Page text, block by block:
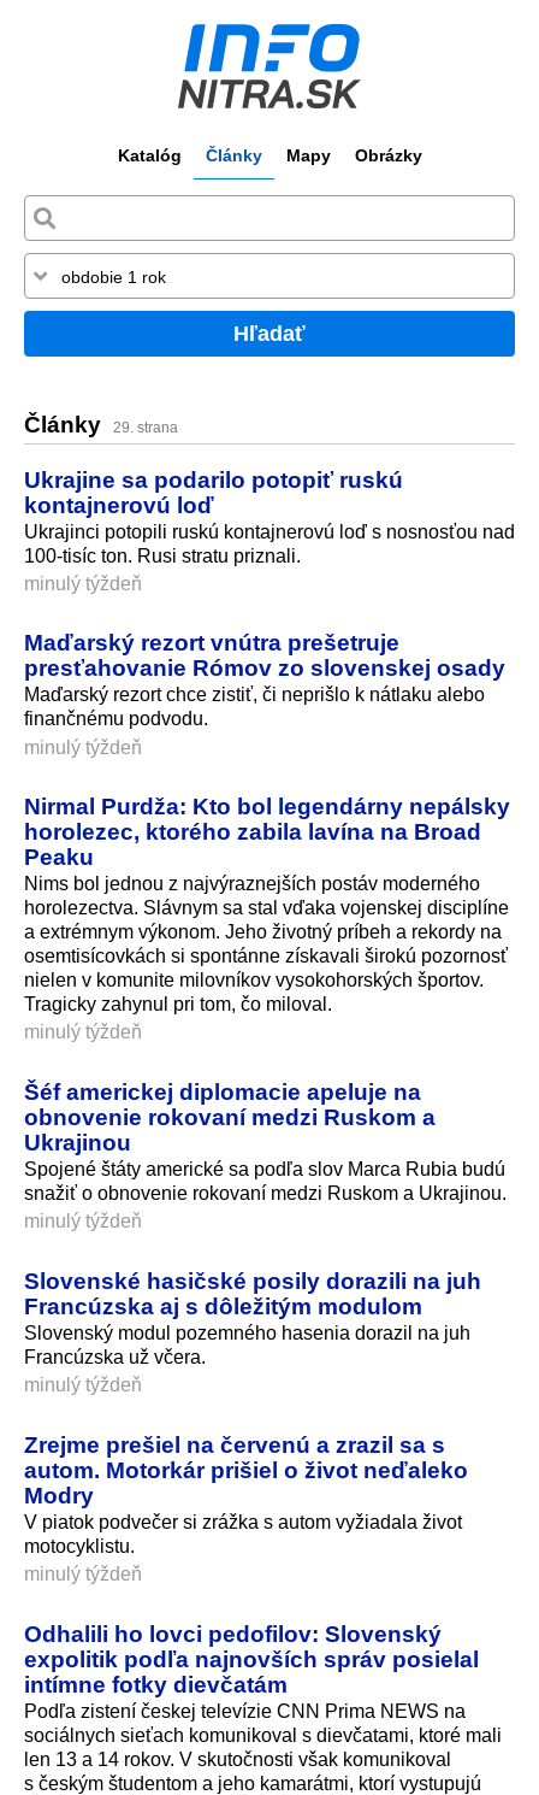
Katalóg Články Mapy Obrázky
Hľadať
Články 29. strana
Ukrajine sa podarilo potopiť ruskú
kontajnerovú loď
Ukrajinci potopili ruskú kontajnerovú loď s nosnosťou nad
100-tisíc ton. Rusi stratu priznali.
minulý týždeň
Maďarský rezort vnútra prešetruje
presťahovanie Rómov zo slovenskej osady
Maďarský rezort chce zistiť, či neprišlo k nátlaku alebo
finančnému podvodu.
minulý týždeň
Nirmal Purdža: Kto bol legendárny nepálsky
horolezec, ktorého zabila lavína na Broad
Peaku
Nims bol jednou z najvýraznejších postáv moderného
horolezectva. Slávnym sa stal vďaka vojenskej disciplíne
a extrémnym výkonom. Jeho životný príbeh a rekordy na
osemtisícovkách si spontánne získavali širokú pozornosť
nielen v komunite milovníkov vysokohorských športov.
Tragicky zahynul pri tom, čo miloval.
minulý týždeň
Šéf americkej diplomacie apeluje na
obnovenie rokovaní medzi Ruskom a
Ukrajinou
Spojené štáty americké sa podľa slov Marca Rubia budú
snažiť o obnovenie rokovaní medzi Ruskom a Ukrajinou.
minulý týždeň
Slovenské hasičské posily dorazili na juh
Francúzska aj s dôležitým modulom
Slovenský modul pozemného hasenia dorazil na juh
Francúzska už včera.
minulý týždeň
Zrejme prešiel na červenú a zrazil sa s
autom. Motorkár prišiel o život neďaleko
Modry
V piatok podvečer si zrážka s autom vyžiadala život
motocyklistu.
minulý týždeň
Odhalili ho lovci pedofilov: Slovenský
expolitik podľa najnovších správ posielal
intímne fotky dievčatám
Podľa zistení českej televízie CNN Prima NEWS na
sociálnych sieťach komunikoval s dievčatami, ktoré mali
len 13 a 14 rokov. V skutočnosti však komunikoval
s českým študentom a jeho kamarátmi, ktorí vystupujú